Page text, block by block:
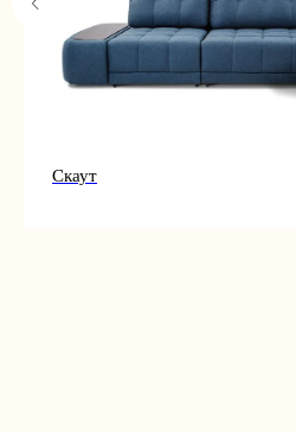
Скаут